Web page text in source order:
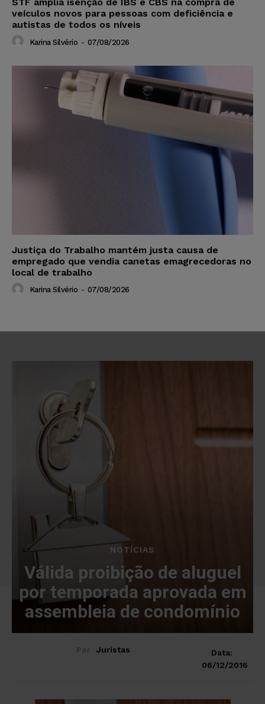
STF amplia isenção de IBS e CBS na compra de
veículos novos para pessoas com deficiência e
autistas de todos os níveis
Karina Silvério - 07/08/2026
Justiça do Trabalho mantém justa causa de
empregado que vendia canetas emagrecedoras no
local de trabalho
Karina Silvério - 07/08/2026